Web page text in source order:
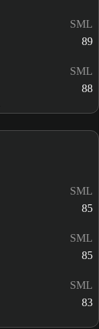
SML
89
SML
88
SML
85
SML
85
SML
83